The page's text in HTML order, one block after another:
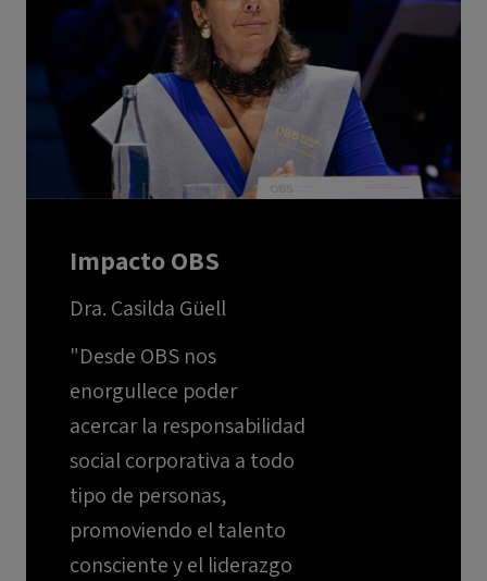
Impacto OBS
Dra. Casilda Güell
"Desde OBS nos
enorgullece poder
acercar la responsabilidad
social corporativa a todo
tipo de personas,
promoviendo el talento
consciente y el liderazgo